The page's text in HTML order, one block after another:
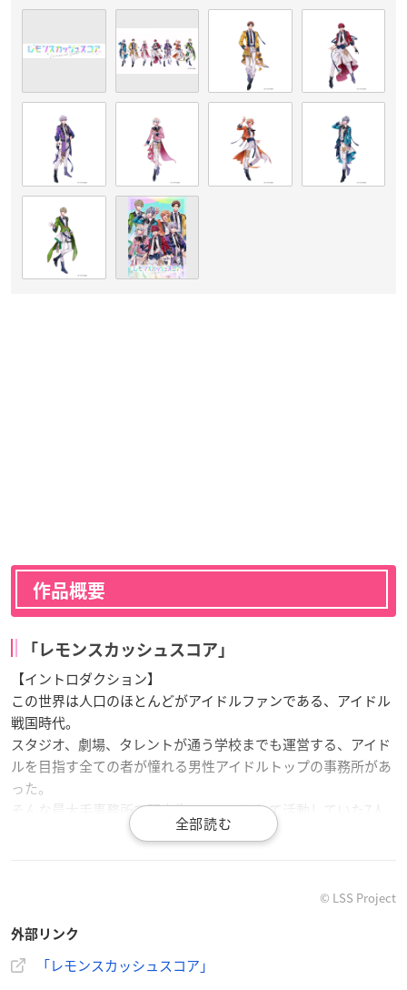
作品概要
「レモンスカッシュスコア」
【イントロダクション】
この世界は人口のほとんどがアイドルファンである、アイドル
戦国時代。
スタジオ、劇場、タレントが通う学校までも運営する、アイド
ルを目指す全ての者が憧れる男性アイドルトップの事務所があ
った。
そんな最大手事務所で研究生アイドルとして活動していた7人
に、ある日ついに舞い込んできたアイドルグループとしてのデ
「半年後のデビューライブを満員にできなければ解散！！」
のか!?
© LSS Project
外部リンク
「レモンスカッシュスコア」